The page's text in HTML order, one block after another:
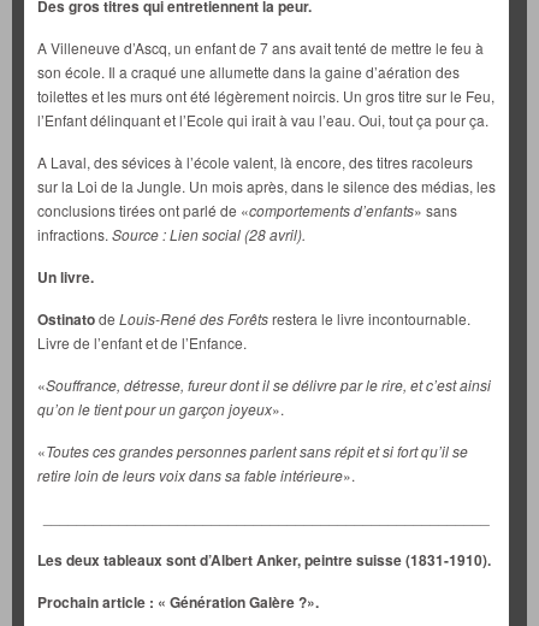
Des gros titres qui entretiennent la peur.
A Villeneuve d’Ascq, un enfant de 7 ans avait tenté de mettre le feu à
son école. Il a craqué une allumette dans la gaine d’aération des
toilettes et les murs ont été légèrement noircis. Un gros titre sur le Feu,
l’Enfant délinquant et l’Ecole qui irait à vau l’eau. Oui, tout ça pour ça.
A Laval, des sévices à l’école valent, là encore, des titres racoleurs
sur la Loi de la Jungle. Un mois après, dans le silence des médias, les
conclusions tirées ont parlé de «comportements d’enfants» sans
infractions. Source : Lien social (28 avril).
Un livre.
Ostinatode Louis-René des Forêtsrestera le livre incontournable.
Livre de l’enfant et de l’Enfance.
«Souffrance, détresse, fureur dont il se délivre par le rire, et c’est ainsi
qu’on le tient pour un garçon joyeux».
«Toutes ces grandes personnes parlent sans répit et si fort qu’il se
retire loin de leurs voix dans sa fable intérieure».
Les deux tableaux sont d’Albert Anker, peintre suisse (1831-1910).
Prochain article : « Génération Galère ?».